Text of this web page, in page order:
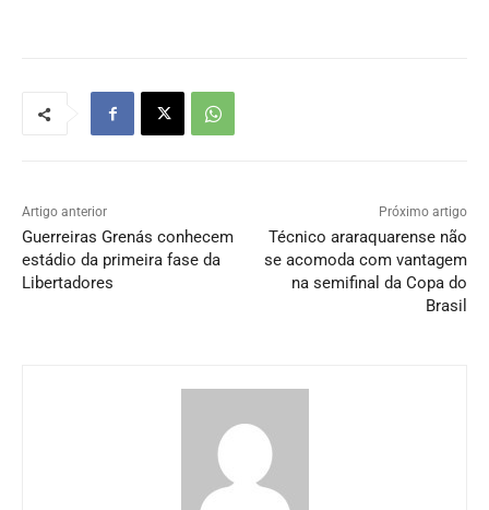
Artigo anterior
Guerreiras Grenás conhecem
estádio da primeira fase da
Libertadores
Próximo artigo
Técnico araraquarense não
se acomoda com vantagem
na semifinal da Copa do
Brasil